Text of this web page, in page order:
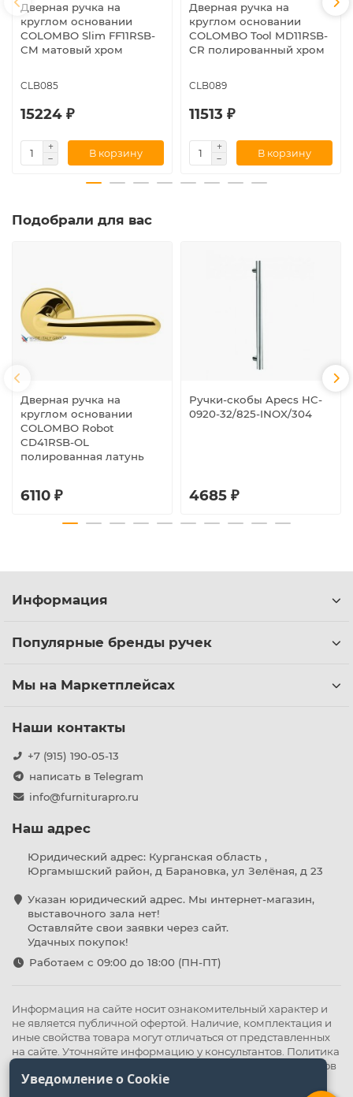
Дверная ручка на
круглом основании
COLOMBO Slim FF11RSB-
CM матовый хром
CLB085
15224 ₽
В корзину
Дверная ручка на
круглом основании
COLOMBO Tool MD11RSB-
CR полированный хром
CLB089
11513 ₽
В корзину
Подобрали для вас
Дверная ручка на
круглом основании
COLOMBO Robot
CD41RSB-OL
полированная латунь
6110 ₽
Ручки-скобы Apecs HC-
0920-32/825-INOX/304
4685 ₽
Информация
Популярные бренды ручек
Мы на Маркетплейсах
Наши контакты
+7 (915) 190-05-13
написать в Telegram
info@furniturapro.ru
Наш адрес
Юридический адрес: Курганская область ,
Юргамышский район, д Барановка, ул Зелёная, д 23
Указан юридический адрес. Мы интернет-магазин,
выставочного зала нет!
Оставляйте свои заявки через сайт.
Удачных покупок!
Работаем с 09:00 до 18:00 (ПН-ПТ)
Информация на сайте носит ознакомительный характер и
не является публичной офертой. Наличие, комплектация и
иные свойства товара могут отличаться от представленных
на сайте. Уточняйте информацию у консультантов. Политика
Политика обработки файлов
cookie
Уведомление о Cookie